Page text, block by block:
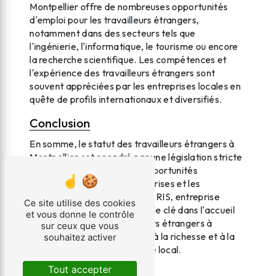
Montpellier offre de nombreuses opportunités
d'emploi pour les travailleurs étrangers,
notamment dans des secteurs tels que
l'ingénierie, l'informatique, le tourisme ou encore
la recherche scientifique. Les compétences et
l'expérience des travailleurs étrangers sont
souvent appréciées par les entreprises locales en
quête de profils internationaux et diversifiés.
Conclusion
En somme, le statut des travailleurs étrangers à
Montpellier est encadré par une législation stricte
mais offre également des opportunités
intéressantes pour les entreprises et les
travailleurs eux-mêmes. SAS RIS, entreprise
spécialisée dans..., joue un rôle clé dans l'accueil
et l'intégration des travailleurs étrangers à
Montpellier, participant ainsi à la richesse et à la
diversité du tissu économique local.
Ce site utilise des cookies
et vous donne le contrôle
sur ceux que vous
souhaitez activer
Tout accepter